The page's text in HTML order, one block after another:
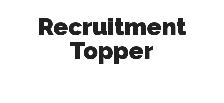
Recruitment
Topper